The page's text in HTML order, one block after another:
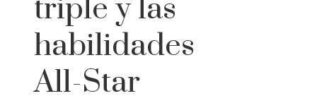
triple y las
habilidades
All-Star